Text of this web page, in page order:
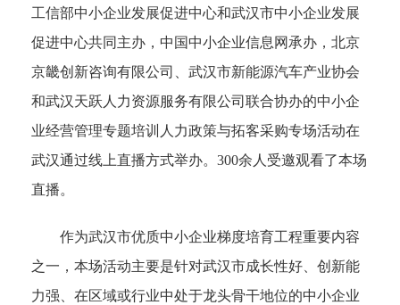
工信部中小企业发展促进中心和武汉市中小企业发展
促进中心共同主办，中国中小企业信息网承办，北京
京畿创新咨询有限公司、武汉市新能源汽车产业协会
和武汉天跃人力资源服务有限公司联合协办的中小企
业经营管理专题培训人力政策与拓客采购专场活动在
武汉通过线上直播方式举办。300余人受邀观看了本场
直播。
作为武汉市优质中小企业梯度培育工程重要内容
之一，本场活动主要是针对武汉市成长性好、创新能
力强、在区域或行业中处于龙头骨干地位的中小企业